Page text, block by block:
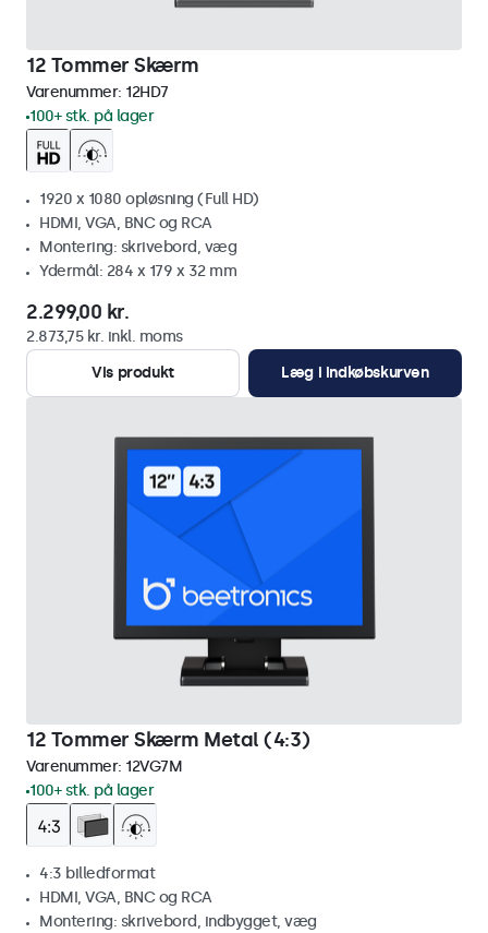
12 Tommer Skærm
Varenummer: 12HD7
100+ stk. på lager
1920 x 1080 opløsning (Full HD)
HDMI, VGA, BNC og RCA
Montering: skrivebord, væg
Ydermål: 284 x 179 x 32 mm
2.299,00 kr.
2.873,75 kr. inkl. moms
Vis produkt
Læg i indkøbskurven
12 Tommer Skærm Metal (4:3)
Varenummer: 12VG7M
100+ stk. på lager
4:3 billedformat
HDMI, VGA, BNC og RCA
Montering: skrivebord, indbygget, væg